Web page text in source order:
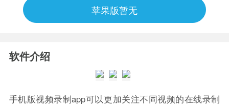
苹果版暂无
软件介绍
手机版视频录制app可以更加关注不同视频的在线录制